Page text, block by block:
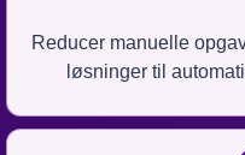
Reducer manuelle
løsninger til